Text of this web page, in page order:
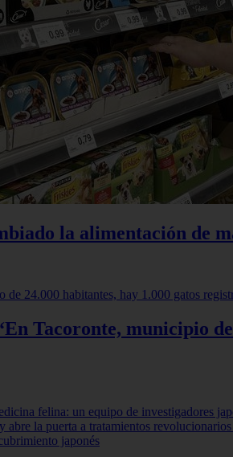
la alimentación de
Tacoronte, municipio de